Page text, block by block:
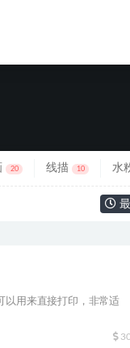
20 线描 10 水
以用来直接打印，非常适